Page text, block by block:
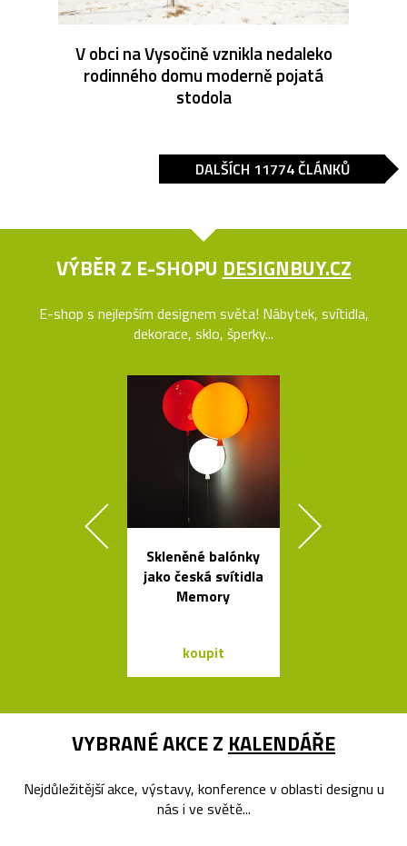
V obci na Vysočině vznikla nedaleko
rodinného domu moderně pojatá
stodola
DALŠÍCH 11774 ČLÁNKŮ
VÝBĚR Z E-SHOPU DESIGNBUY.CZ
E-shop s nejlepším designem světa! Nábytek, svítidla,
dekorace, sklo, šperky...
Skleněné balónky
jako česká svítidla
Memory
koupit
VYBRANÉ AKCE Z KALENDÁŘE
Nejdůležitější akce, výstavy, konference v oblasti designu u
nás i ve světě...